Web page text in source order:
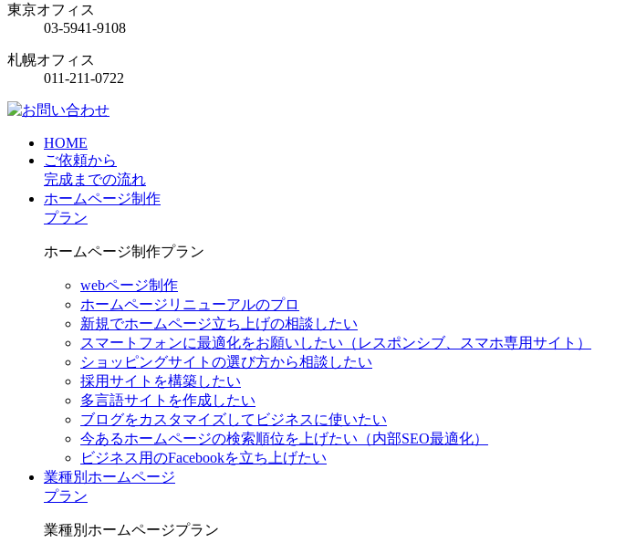
東京オフィス
03-5941-9108
札幌オフィス
011-211-0722
HOME
ご依頼から
完成までの流れ
ホームページ制作
プラン
ホームページ制作プラン
webページ制作
ホームページリニューアルのプロ
新規でホームページ立ち上げの相談したい
スマートフォンに最適化をお願いしたい（レスポンシブ、スマホ専用サイト）
ショッピングサイトの選び方から相談したい
採用サイトを構築したい
多言語サイトを作成したい
ブログをカスタマイズしてビジネスに使いたい
今あるホームページの検索順位を上げたい（内部SEO最適化）
ビジネス用のFacebookを立ち上げたい
業種別ホームページ
プラン
業種別ホームページプラン